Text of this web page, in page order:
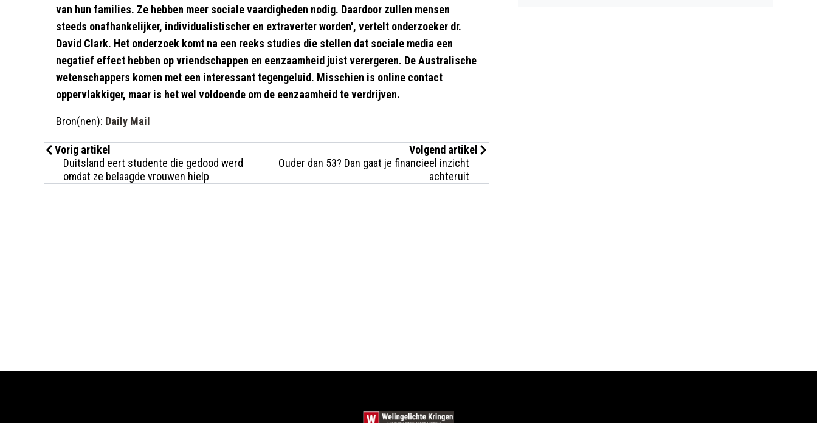
van hun families. Ze hebben meer sociale vaardigheden nodig. Daardoor zullen mensen
steeds onafhankelijker, individualistischer en extraverter worden', vertelt onderzoeker dr.
David Clark. Het onderzoek komt na een reeks studies die stellen dat sociale media een
negatief effect hebben op vriendschappen en eenzaamheid juist verergeren. De Australische
wetenschappers komen met een interessant tegengeluid. Misschien is online contact
oppervlakkiger, maar is het wel voldoende om de eenzaamheid te verdrijven.
Bron(nen): Daily Mail
Vorig artikel
Duitsland eert studente die gedood werd
omdat ze belaagde vrouwen hielp
Volgend artikel
Ouder dan 53? Dan gaat je financieel inzicht
achteruit